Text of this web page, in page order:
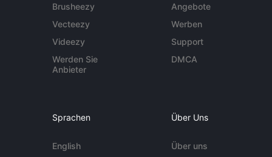
Brusheezy
Vecteezy
Videezy
Werden Sie
Anbieter
Angebote
Werben
Support
DMCA
Sprachen
English
Über Uns
Über uns